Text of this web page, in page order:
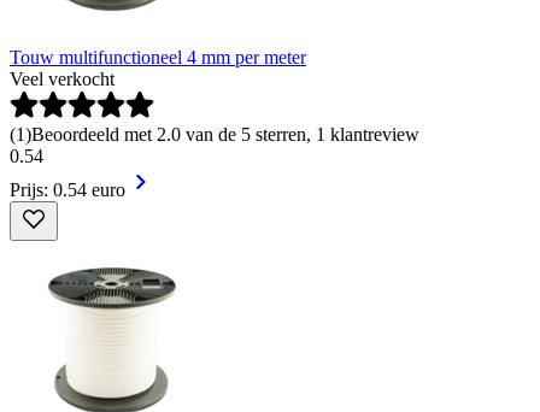
Touw multifunctioneel 4 mm per meter
Veel verkocht
(1)Beoordeeld met 2.0 van de 5 sterren, 1 klantreview
0.54
Prijs: 0.54 euro